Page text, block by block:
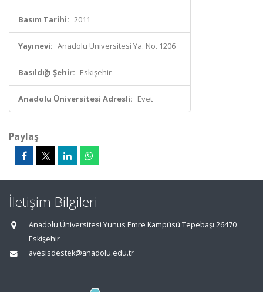
Basım Tarihi: 2011
Yayınevi: Anadolu Üniversitesi Ya. No. 1206
Basıldığı Şehir: Eskişehir
Anadolu Üniversitesi Adresli: Evet
Paylaş
İletişim Bilgileri
Anadolu Üniversitesi Yunus Emre Kampüsü Tepebaşı 26470
Eskişehir
avesisdestek@anadolu.edu.tr